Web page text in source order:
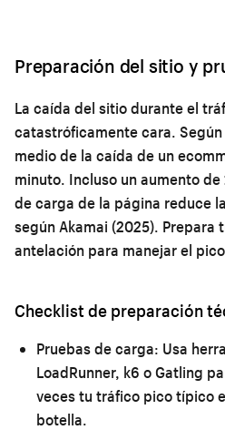
Preparación del sitio y
La caída del sitio durante el
catastróficamente cara.
medio de la caída de un
minuto. Incluso un aumento
de carga de la página reduce
según Akamai (2025). Prepara
antelación para manejar el
Checklist de preparación
Pruebas de carga: Usa
LoadRunner, k6 o Gatling
veces tu tráfico pico típico
botella.